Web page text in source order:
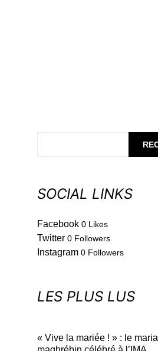
SOCIAL LINKS
Facebook 0 Likes
Twitter 0 Followers
Instagram 0 Followers
LES PLUS LUS
« Vive la mariée ! » : le